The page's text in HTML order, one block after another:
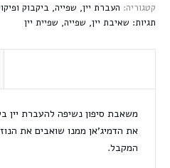
קטגוריה: העברת יין, שפייה, ביקבוק
תגיות: שאיבת יין, שפייה, שפיית יין
משאבת סיפון נשיפה להעברת יין
את הדמיג'אן ממנו שואבים את
המקבל.